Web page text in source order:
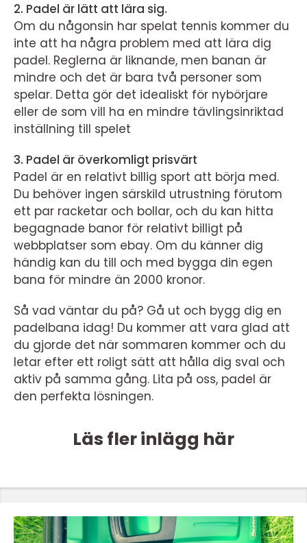
2. Padel är lätt att lära sig.
Om du någonsin har spelat tennis kommer du
inte att ha några problem med att lära dig
padel. Reglerna är liknande, men banan är
mindre och det är bara två personer som
spelar. Detta gör det idealiskt för nybörjare
eller de som vill ha en mindre tävlingsinriktad
inställning till spelet
3. Padel är överkomligt prisvärt
Padel är en relativt billig sport att börja med.
Du behöver ingen särskild utrustning förutom
ett par racketar och bollar, och du kan hitta
begagnade banor för relativt billigt på
webbplatser som ebay. Om du känner dig
händig kan du till och med bygga din egen
bana för mindre än 2000 kronor.
Så vad väntar du på? Gå ut och bygg dig en
padelbana idag! Du kommer att vara glad att
du gjorde det när sommaren kommer och du
letar efter ett roligt sätt att hålla dig sval och
aktiv på samma gång. Lita på oss, padel är
den perfekta lösningen.
Läs fler inlägg här